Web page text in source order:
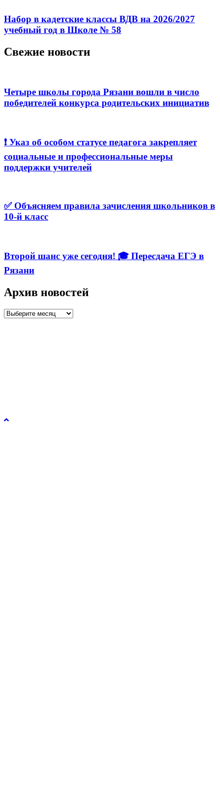
Набор в кадетские классы ВДВ на 2026/2027
учебный год в Школе № 58
Свежие новости
Четыре школы города Рязани вошли в число
победителей конкурса родительских инициатив
❗️ Указ об особом статусе педагога закрепляет
социальные и профессиональные меры
поддержки учителей
✅ Объясняем правила зачисления школьников в
10-й класс
Второй шанс уже сегодня! 🎓 Пересдача ЕГЭ в
Рязани
Архив новостей
Архив